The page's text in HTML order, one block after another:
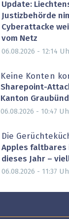
Update:
Justizbehörde
Cyberattacke
vom Netz
06.08.2026 - 12:14
Keine Konten
Sharepoint-
Kanton
06.08.2026 - 10:47
Die
Apples faltbares
dieses Jahr –
06.08.2026 - 11:37